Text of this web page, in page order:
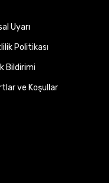
Uyarı
Politikası
Bildirimi
ve Koşullar